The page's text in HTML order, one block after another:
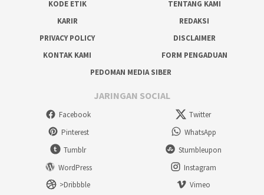
KODE ETIK
TENTANG KAMI
KARIR
REDAKSI
PRIVACY POLICY
DISCLAIMER
KONTAK KAMI
FORM PENGADUAN
PEDOMAN MEDIA SIBER
JARINGAN SOCIAL
Facebook
Twitter
Pinterest
WhatsApp
Tumblr
Stumbleupon
WordPress
Instagram
>Dribbble
Vimeo